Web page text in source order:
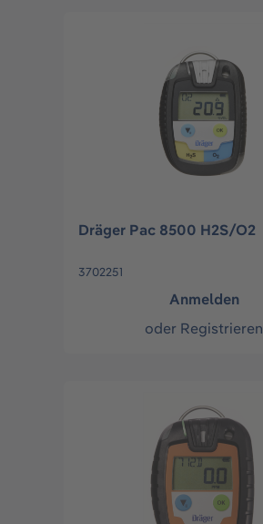
Dräger Pac 8500 H2S/O2
3702251
Anmelden
oder Registrieren